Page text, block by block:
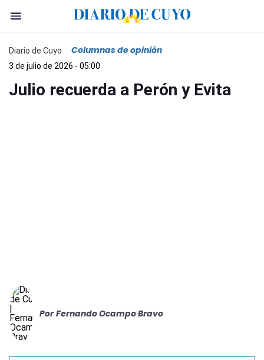
Diario de Cuyo Columnas de opinión
3 de julio de 2026 - 05:00
Julio recuerda a Perón y Evita
Por Fernando Ocampo Bravo